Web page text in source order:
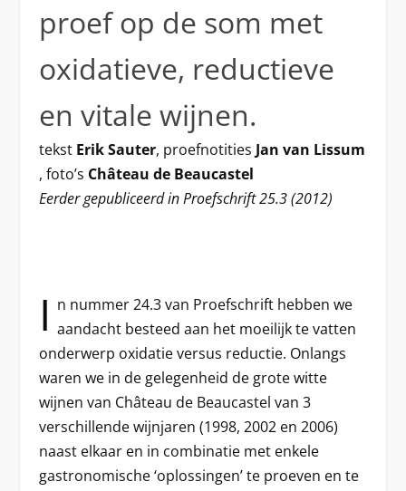
proef op de som met
oxidatieve, reductieve
en vitale wijnen.
tekst Erik Sauter, proefnotities Jan van Lissum
, foto’s Château de Beaucastel
Eerder gepubliceerd in Proefschrift 25.3 (2012)
I n nummer 24.3 van Proefschrift hebben we
aandacht besteed aan het moeilijk te vatten
onderwerp oxidatie versus reductie. Onlangs
waren we in de gelegenheid de grote witte
wijnen van Château de Beaucastel van 3
verschillende wijnjaren (1998, 2002 en 2006)
naast elkaar en in combinatie met enkele
gastronomische ‘oplossingen’ te proeven en te